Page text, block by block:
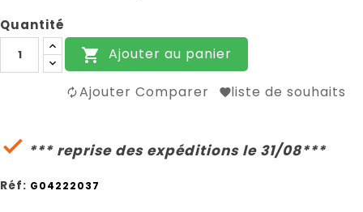
Quantité
 Ajouter au panier
Ajouter Comparer liste de souhaits
 *** reprise des expéditions le 31/08***
Réf: G04222037